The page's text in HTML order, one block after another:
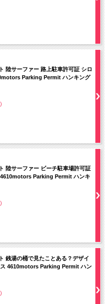
陸サーファー 路上駐車許可証 シロ
Parking Permit ハンキング
陸サーファー ビーチ駐車場許可証
Parking Permit ハンキ
銭湯の桶で見たことある？デザイ
4610motors Parking Permit ハン